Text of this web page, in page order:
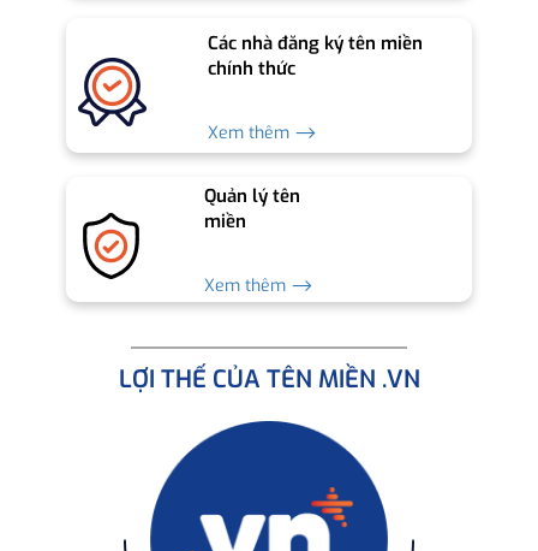
Các nhà đăng ký tên miền
chính thức
Xem thêm ⟶
Quản lý tên
miền
Xem thêm ⟶
LỢI THẾ CỦA TÊN MIỀN .VN